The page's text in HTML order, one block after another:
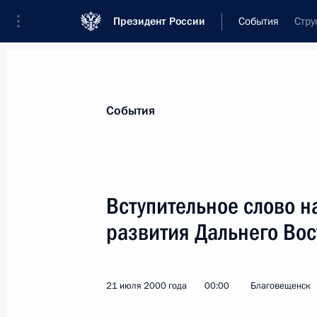
Президент России События
Новости
Послания Федеральному Собранию
Заявления по важнейшим вопросам
Речи и обращения
События
Вступительное слово
развития Дальнего
21 июля 2000 года 00:00 Благовещенск